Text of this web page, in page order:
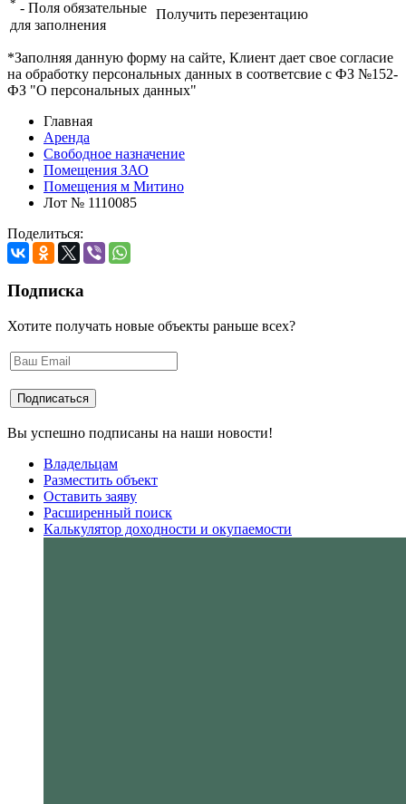
* - Поля обязательные
для заполнения
Получить перезентацию
*Заполняя данную форму на сайте, Клиент дает свое согласие
на обработку персональных данных в соответсвие с ФЗ №152-
ФЗ "О персональных данных"
Главная
Аренда
Свободное назначение
Помещения ЗАО
Помещения м Митино
Лот № 1110085
Поделиться:
Подписка
Хотите получать новые объекты раньше всех?
Вы успешно подписаны на наши новости!
Владельцам
Разместить объект
Оставить заяву
Расширенный поиск
Калькулятор доходности и окупаемости